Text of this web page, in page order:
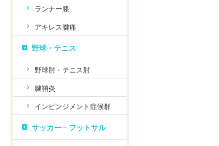
ランナー膝
アキレス腱痛
野球・テニス
野球肘・テニス肘
腱鞘炎
インピンジメント症候群
サッカー・フットサル